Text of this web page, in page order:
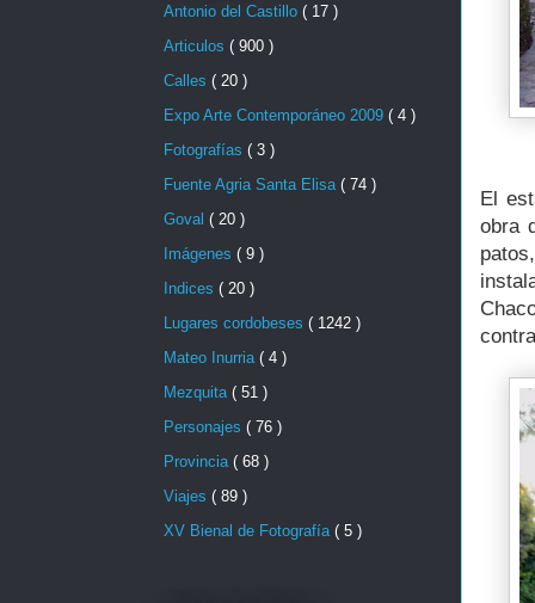
El
obra
Antonio del Castillo ( 17 )
Articulos ( 900 )
Calles ( 20 )
Expo Arte Contemporáneo 2009 ( 4 )
Fotografías ( 3 )
Fuente Agria Santa Elisa ( 74 )
Goval ( 20 )
Imágenes ( 9 )
Indices ( 20 )
Lugares cordobeses ( 1242 )
Mateo Inurria ( 4 )
Mezquita ( 51 )
Personajes ( 76 )
Provincia ( 68 )
Viajes ( 89 )
XV Bienal de Fotografía ( 5 )